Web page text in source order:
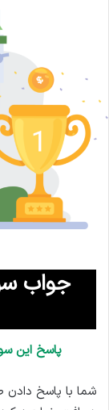
جواب
پاسخ این
شما با پاسخ دادن